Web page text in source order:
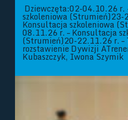
Dziewczęta:02-04.10.26 r.
szkoleniowa
Konsultacja szkoleniowa
08.11.26 r. – Konsultacja
(Strumień)20-22.11.26 r. –
rozstawienie Dywizji
Kubaszczyk, Iwona Szymik